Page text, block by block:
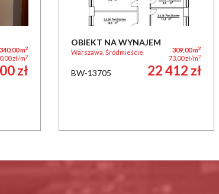
340,00 m2
zł/m2
zł
OBIEKT NA WYNAJEM
Warszawa, Śródmieście 309,00 m2
73,00 zł/m2
BW-13705 22 412 zł